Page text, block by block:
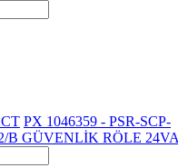
PX 1046359 - PSR-SCP-
B GÜVENLİK RÖLE